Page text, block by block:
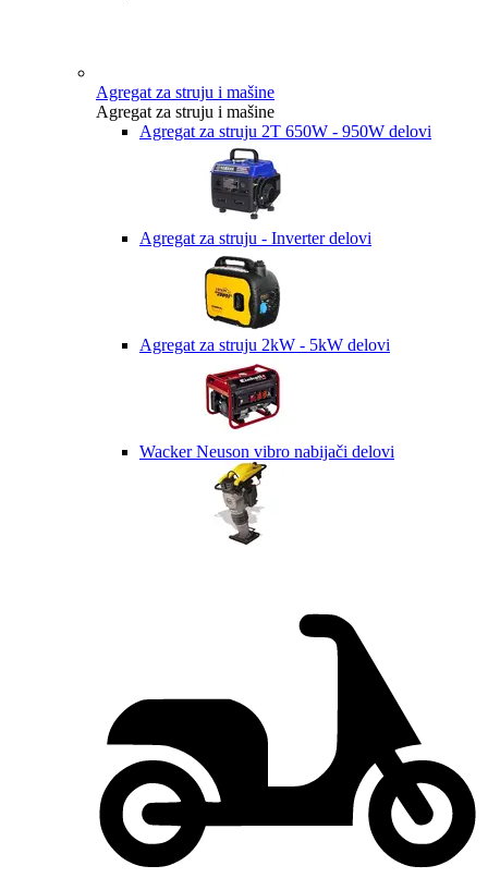
Agregat za struju i mašine
Agregat za struju i mašine
Agregat za struju 2T 650W - 950W delovi
Agregat za struju - Inverter delovi
Agregat za struju 2kW - 5kW delovi
Wacker Neuson vibro nabijači delovi